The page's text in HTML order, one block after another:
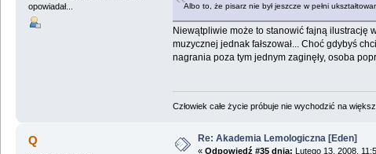
opowiadał...
Albo to, że pisarz nie był jeszcze w pełni
Niewątpliwie może to stanowić fajną ilustrację
muzycznej jednak fałszował... Choć gdybyś
nagrania poza tym jednym zaginęły, osoba
Człowiek całe życie próbuje nie wychodzić na
Q Re: Akademia Lemologiczna [Eden]
« Odpowiedź #35 dnia: Lutego 13, 2008,